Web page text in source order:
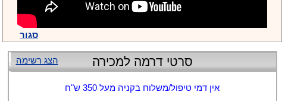
סגור
הצג רשימה סרטי דרמה למכירה
אין דמי טיפול/משלוח בקניה מעל 350 ש"ח